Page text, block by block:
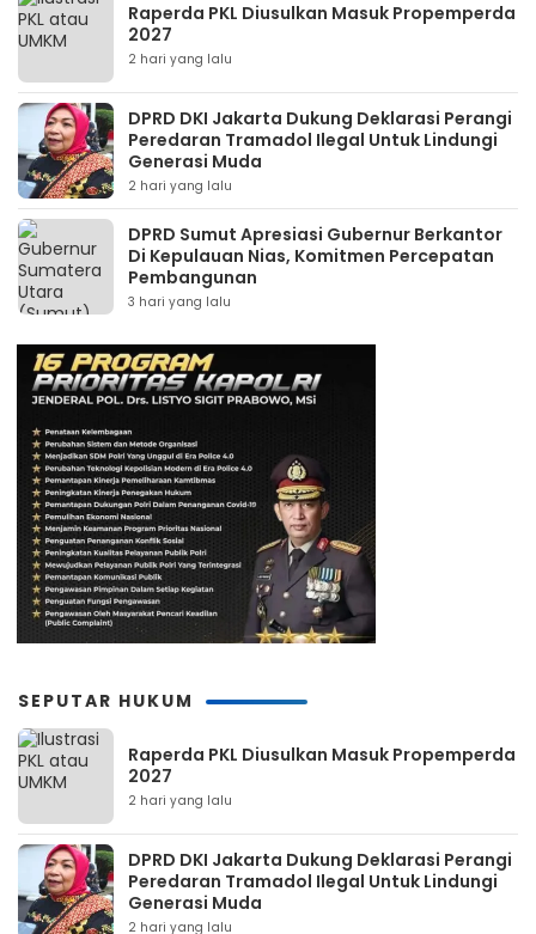
Raperda PKL Diusulkan Masuk Propemperda
2027
2 hari yang lalu
DPRD DKI Jakarta Dukung Deklarasi Perangi
Peredaran Tramadol Ilegal Untuk Lindungi
Generasi Muda
2 hari yang lalu
DPRD Sumut Apresiasi Gubernur Berkantor
Di Kepulauan Nias, Komitmen Percepatan
Pembangunan
3 hari yang lalu
SEPUTAR HUKUM
Raperda PKL Diusulkan Masuk Propemperda
2027
2 hari yang lalu
DPRD DKI Jakarta Dukung Deklarasi Perangi
Peredaran Tramadol Ilegal Untuk Lindungi
Generasi Muda
2 hari yang lalu